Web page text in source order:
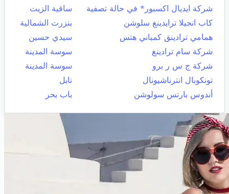
شركة ايديال اكسبور* في حالة تصفية
ساقية الزيت
كاب انجيلا ترايدينغ سلوشن
بنزرت الشمالية
همامي ترادينق كمباني هتس
سيدي حسين
شركة سام ترادينغ
سوسة المدينة
شركة ج س ر برو
سوسة المدينة
تونكوبال انترناشيونال
نابل
أندوس بارتس سولوشن
باب بحر